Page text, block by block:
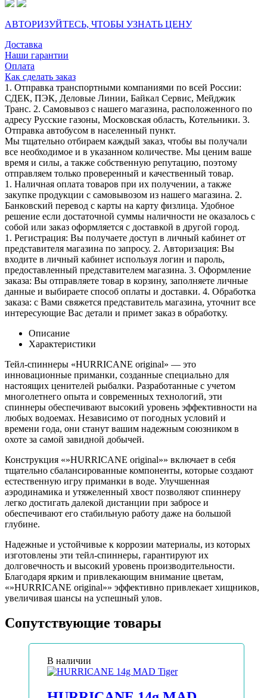
АВТОРИЗУЙТЕСЬ, ЧТОБЫ УЗНАТЬ ЦЕНУ
Доставка
Наши гарантии
Оплата
Как сделать заказ
1. Отправка транспортными компаниями по всей России:
СДЕК, ПЭК, Деловые Линии, Байкал Сервис, Мейджик
Транс. 2. Самовывоз с нашего магазина, расположенного по
адресу Русские газоны, Московская область, Котельники. 3.
Отправка автобусом в населенный пункт.
Мы тщательно отбираем каждый заказ, чтобы вы получали
все необходимое и в указанном количестве. Мы ценим ваше
время и силы, а также собственную репутацию, поэтому
отправляем только проверенный и качественный товар.
1. Наличная оплата товаров при их получении, а также
закупке продукции с самовывозом из нашего магазина. 2.
Банковский перевод с карты на карту физлица. Удобное
решение если достаточной суммы наличности не оказалось с
собой или заказ оформляется с доставкой в другой город.
1. Регистрация: Вы получаете доступ в личный кабинет от
представителя магазина по запросу. 2. Авторизация: Вы
входите в личный кабинет используя логин и пароль,
предоставленный представителем магазина. 3. Оформление
заказа: Вы отправляете товар в корзину, заполняете личные
данные и выбираете способ оплаты и доставки. 4. Обработка
заказа: с Вами свяжется представитель магазина, уточнит все
интересующие Вас детали и примет заказ в обработку.
Описание
Характеристики
Тейл-спиннеры «HURRICANE original» — это
инновационные приманки, созданные специально для
настоящих ценителей рыбалки. Разработанные с учетом
многолетнего опыта и современных технологий, эти
спиннеры обеспечивают высокий уровень эффективности на
любых водоемах. Независимо от погодных условий и
времени года, они станут вашим надежным союзником в
охоте за самой завидной добычей.
Конструкция «»HURRICANE original»» включает в себя
тщательно сбалансированные компоненты, которые создают
естественную игру приманки в воде. Улучшенная
аэродинамика и утяжеленный хвост позволяют спиннеру
легко достигать далекой дистанции при забросе и
обеспечивают его стабильную работу даже на большой
глубине.
Надежные и устойчивые к коррозии материалы, из которых
изготовлены эти тейл-спиннеры, гарантируют их
долговечность и высокий уровень производительности.
Благодаря ярким и привлекающим внимание цветам,
«»HURRICANE original»» эффективно привлекает хищников,
увеличивая шансы на успешный улов.
Сопутствующие товары
В наличии